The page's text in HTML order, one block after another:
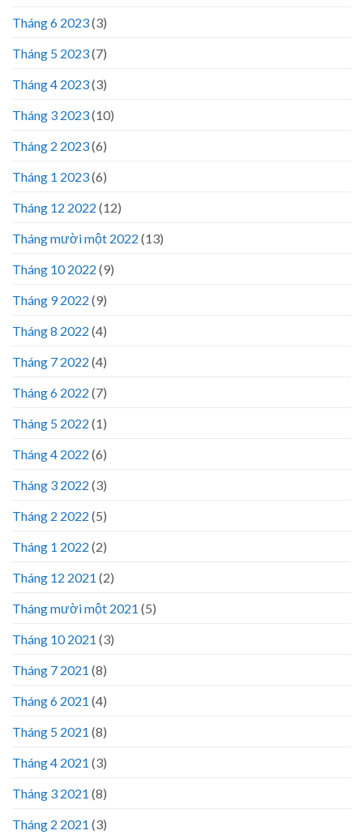
Tháng 6 2023(3)
Tháng 5 2023(7)
Tháng 4 2023(3)
Tháng 3 2023(10)
Tháng 2 2023(6)
Tháng 1 2023(6)
Tháng 12 2022 (12)
Tháng mười một 2022 (13)
Tháng 10 2022 (9)
Tháng 9 2022 (9)
Tháng 8 2022 (4)
Tháng 7 2022 (4)
Tháng 6 2022 (7)
Tháng 5 2022 (1)
Tháng 4 2022 (6)
Tháng 3 2022 (3)
Tháng 2 2022 (5)
Tháng 1 2022 (2)
Tháng 12 2021 (2)
Tháng mười một 2021 (5)
Tháng 10 2021 (3)
Tháng 7 2021 (8)
Tháng 6 2021 (4)
Tháng 5 2021 (8)
Tháng 4 2021 (3)
Tháng 3 2021 (8)
Tháng 2 2021 (3)